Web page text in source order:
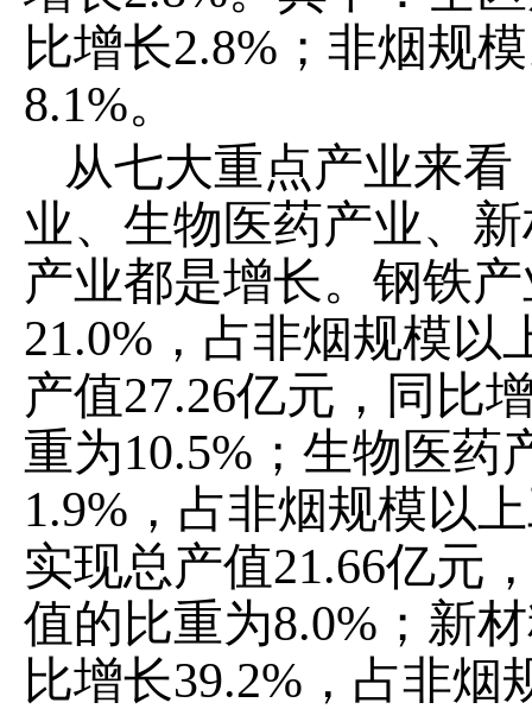
比增长2.8% ； 非烟规
8.1%。
从七大重点产业来
业、生物医药产业、
产业都是增长。 钢铁
21.0% ，占非烟规模以
产值27.26亿元，同比
重为10.5% ； 生物医药
1.9% ，占非烟规模以上
实现总产值21.66亿元
值的比重为8.0% ；新
比增长39.2% ，占非烟